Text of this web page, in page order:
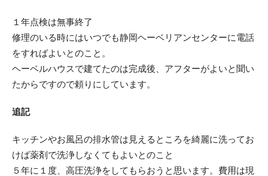
１年点検は無事終了
修理のいる時にはいつでも静岡ヘーベリアンセンターに電話
をすればよいとのこと。
ヘーベルハウスで建てたのは完成後、アフターがよいと聞い
たからですので頼りにしています。
追記
キッチンやお風呂の排水管は見えるところを綺麗に洗ってお
けば薬剤で洗浄しなくてもよいとのこと
５年に１度、高圧洗浄をしてもらおうと思います。費用は現